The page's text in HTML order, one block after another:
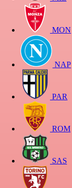
MON
NAP
PAR
ROM
SAS